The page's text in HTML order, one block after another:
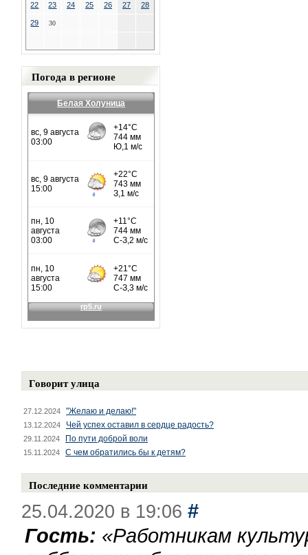
22 23 24 25 26 27 28
29 30
Погода в регионе
Белая Холуница
Говорит улица
27.12.2024 "Желаю и делаю!"
13.12.2024 Чей успех оставил в сердце радость?
29.11.2024 По пути доброй воли
15.11.2024 С чем обратились бы к детям?
Последние комментарии
25.04.2020 в 19:06 #
Гость: «Работникам